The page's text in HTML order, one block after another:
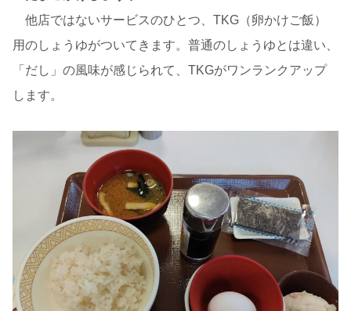
他店ではないサービスのひとつ、TKG（卵かけご飯）
用のしょうゆがついてきます。普通のしょうゆとは違い、
「だし」の風味が感じられて、TKGがワンランクアップ
します。